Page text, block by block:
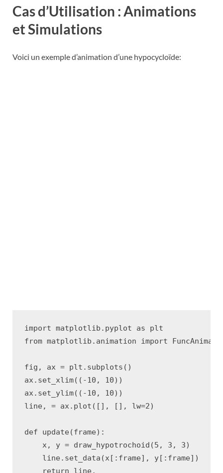
Cas d’Utilisation : Animations
et Simulations
Voici un exemple d’animation d’une hypocycloïde:
import matplotlib.pyplot as
plt
from matplotlib.animation import
fig , ax = plt . subplots ()
ax. set_xlim(( -10 , 10))
ax. set_ylim(( -10 , 10))
line , = ax. plot ([], [], lw=2)
def update (frame):
x, y = draw_hypotrochoid (5 , 3 , 3)
line . set_data (x[: frame], y[: frame])
return
line ,